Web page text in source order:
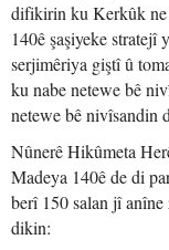
difikirin ku Kerkûk ne
140ê şaşiyeke stratejî
serjimêriya giştî û
ku nabe netewe bê
netewe bê nivîsandin
Nûnerê Hikûmeta
Madeya 140ê de di
berî 150 salan jî
dikin: